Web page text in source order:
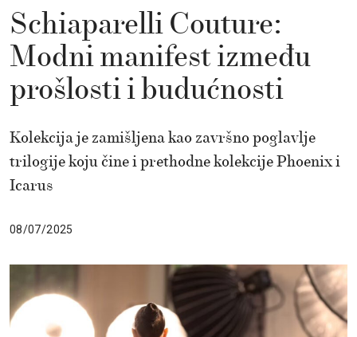
Schiaparelli Couture:
Modni manifest između
prošlosti i budućnosti
Kolekcija je zamišljena kao završno poglavlje
trilogije koju čine i prethodne kolekcije Phoenix i
Icarus
08/07/2025